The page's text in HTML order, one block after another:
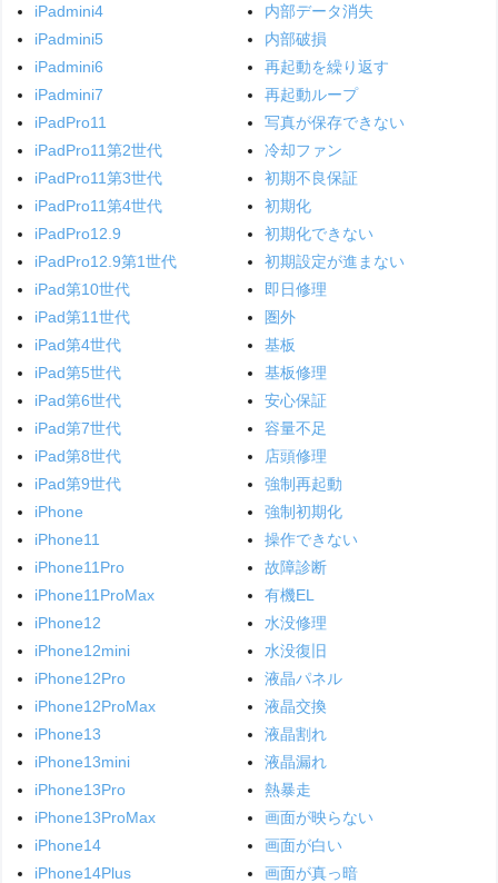
iPadmini4
iPadmini5
iPadmini6
iPadmini7
iPadPro11
iPadPro11第2世代
iPadPro11第3世代
iPadPro11第4世代
iPadPro12.9
iPadPro12.9第1世代
iPad第10世代
iPad第11世代
iPad第4世代
iPad第5世代
iPad第6世代
iPad第7世代
iPad第8世代
iPad第9世代
iPhone
iPhone11
iPhone11Pro
iPhone11ProMax
iPhone12
iPhone12mini
iPhone12Pro
iPhone12ProMax
iPhone13
iPhone13mini
iPhone13Pro
iPhone13ProMax
iPhone14
iPhone14Plus
内部データ消失
内部破損
再起動を繰り返す
再起動ループ
写真が保存できない
冷却ファン
初期不良保証
初期化
初期化できない
初期設定が進まない
即日修理
圏外
基板
基板修理
安心保証
容量不足
店頭修理
強制再起動
強制初期化
操作できない
故障診断
有機EL
水没修理
水没復旧
液晶パネル
液晶交換
液晶割れ
液晶漏れ
熱暴走
画面が映らない
画面が白い
画面が真っ暗